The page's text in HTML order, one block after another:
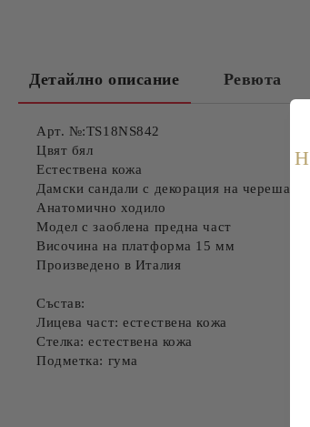
Детайлно описание Ревюта
Арт. №:TS18NS842
Цвят бял
Естествена кожа
Дамски сандали с декорация на череша
Анатомично ходило
Модел с заоблена предна част
Височина на платформа 15 мм
Произведено в Италия
Състав:
Лицева част: естествена кожа
Стелка: естествена кожа
Подметка: гума